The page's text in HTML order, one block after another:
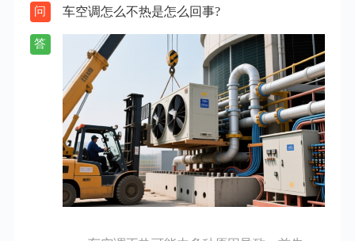
行赔偿协商，准备好相关证据和赔偿明细与责
任主体协商。协商时保持冷静理智，明确表达
诉求和依据。若协商达成一致，签订赔偿协
议。若协商不成，可通过劳动仲裁或向法院起
诉解决。总之，施工工地受伤谈赔偿需按合理
步骤，收集证据，明确责任，了解标准，理性
协商，必要时借助法律途径维护权益。
调就能满足日常制冷和制热需求。如果便利店
面积在50 - 150平方米，可考虑2 - 5匹的柜式空
调。柜式空调制冷制热能力较强，出风量大，
能使较大空间的温度快速达到舒适范围。它的
放置较为灵活，不占用墙面空间，但相对壁挂
式空调，能耗会稍高一些。一些社区内面积中
等的便利店，柜式空调是比较合适的选择。对
于面积超过150平方米的大型便利店，多联机中
央空调是不错的方案。多联机中央空调可以通
过一台室外机连接多台室内机，能根据不同区
问 车空调怎么不热是怎么回事?
答